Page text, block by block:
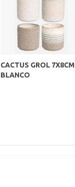
CACTUS GROL 7X8CM
BLANCO